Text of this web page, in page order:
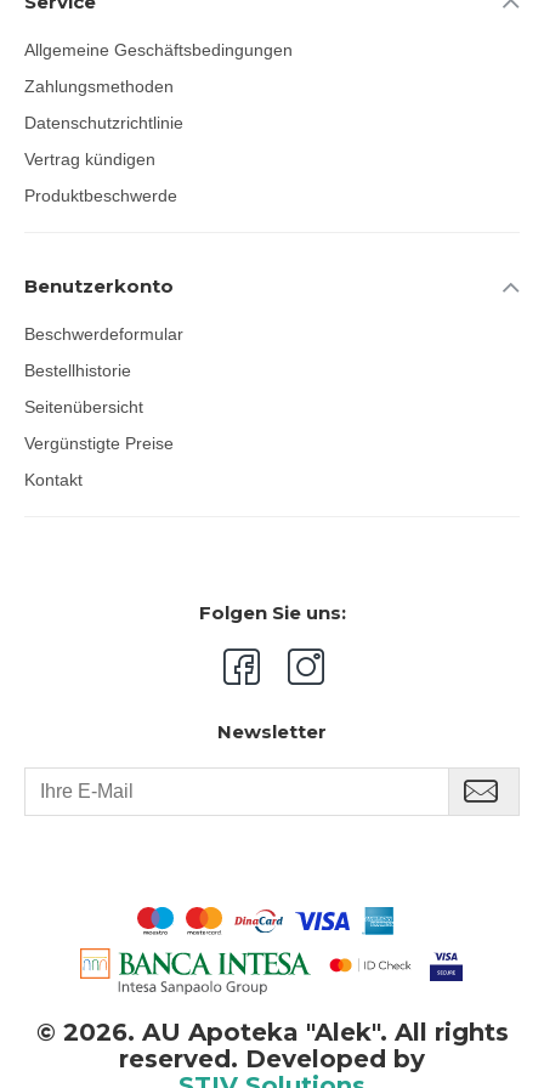
Allgemeine Geschäftsbedingungen
Zahlungsmethoden
Datenschutzrichtlinie
Vertrag kündigen
Produktbeschwerde
Benutzerkonto
Beschwerdeformular
Bestellhistorie
Seitenübersicht
Vergünstigte Preise
Kontakt
Folgen Sie uns:
Newsletter
© 2026. AU Apoteka "Alek". All rights
reserved. Developed by